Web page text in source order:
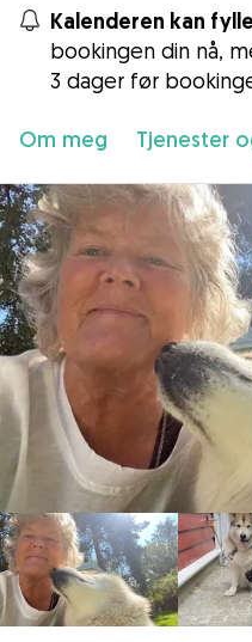
Kalenderen kan
bookingen din nå,
3 dager før
Om meg Tjenester